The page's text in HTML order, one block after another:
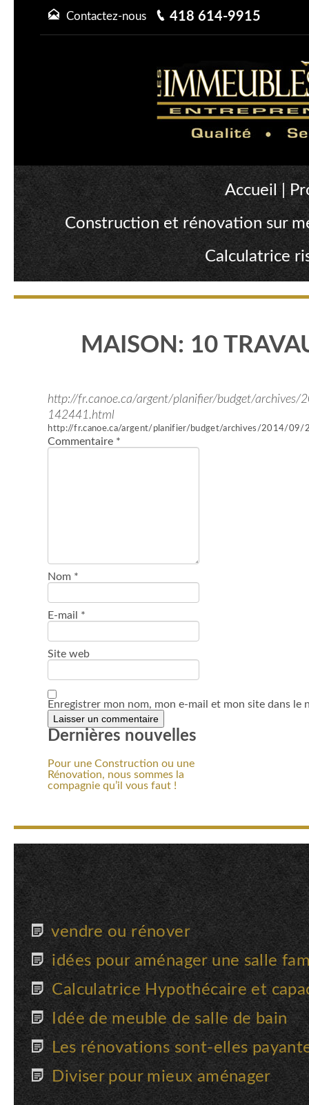
Contactez-nous 418 614-9915
Accueil |
Construction et rénovation sur
Calculatrice
MAISON: 10
http://fr.canoe.ca/argent/planifier/budget/
142441.html
http://fr.canoe.ca/argent/planifier/budget/archives/2014/
Commentaire *
Nom *
E-mail *
Site web
Enregistrer mon nom, mon e-mail et mon site dans
Dernières nouvelles
Pour une Construction ou une
Rénovation, nous sommes la
compagnie qu’il vous faut !
vendre ou rénover
idées pour aménager une salle
Calculatrice Hypothécaire et
Idée de meuble de salle de bain
Les rénovations sont-elles
Diviser pour mieux aménager